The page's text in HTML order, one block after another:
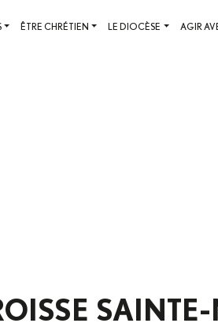
ÊTRE CHRÉTIEN LE DIOCÈSE AGIR